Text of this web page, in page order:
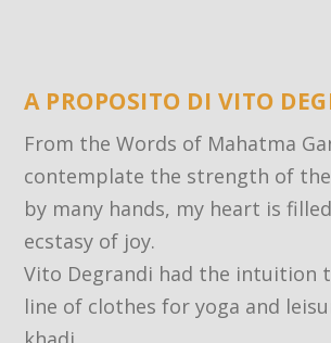
A PROPOSITO DI VITO
From the Words of Mahatma
contemplate the strength of
by many hands, my heart is
ecstasy of joy.
Vito Degrandi had the intuition
line of clothes for yoga and